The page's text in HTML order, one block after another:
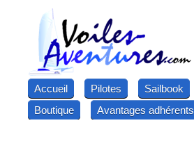
Accueil Pilotes Sailbook
Boutique
Avantages adhérents